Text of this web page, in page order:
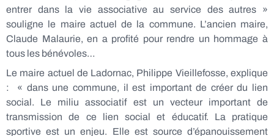
entrer dans la vie associative au service des autres »
souligne le maire actuel de la commune. L’ancien maire,
Claude Malaurie, en a profité pour rendre un hommage à
tous les bénévoles…
Le maire actuel de Ladornac, Philippe Vieillefosse, explique
: « dans une commune, il est important de créer du lien
social. Le miliu associatif est un vecteur important de
transmission de ce lien social et éducatif. La pratique
sportive est un enjeu. Elle est source d’épanouissement